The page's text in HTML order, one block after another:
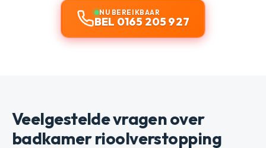
NU BEREIKBAAR
BEL 0165 205 927
Veelgestelde vragen over
badkamer rioolverstopping